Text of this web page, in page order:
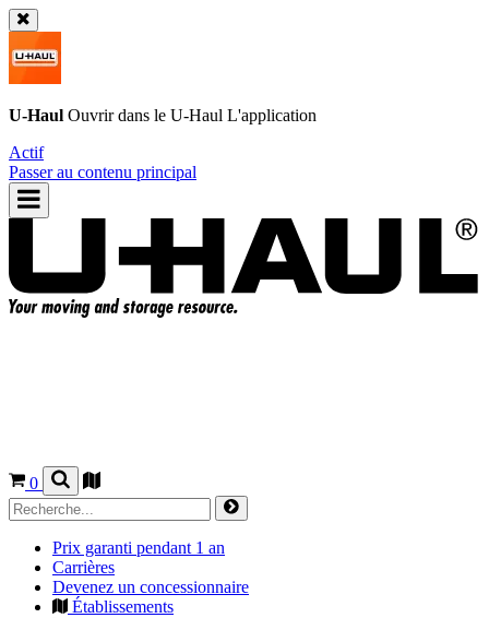
U-Haul Ouvrir dans le U-Haul L'application
Actif
Passer au contenu principal
0
Prix garanti pendant 1 an
Carrières
Devenez un concessionnaire
Établissements